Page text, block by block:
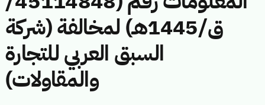
ق/1445هـ) لمخالفة (شركة
السبق العربي للتجارة
والمقاولات)